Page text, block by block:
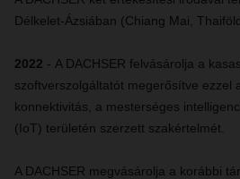
Délkelet-Ázsiában (Chiang Mai,
2022 - A DACHSER felvásárolja a
szoftverszolgáltatót megerősítve ezzel
konnektivitás, a mesterséges
(IoT) területén szerzett szakértelmét.
A DACHSER megvásárolja a korábbi